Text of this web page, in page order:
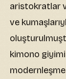
aristokratlar
ve
kimono